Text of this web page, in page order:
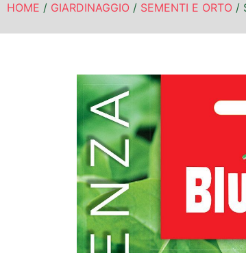
HOME / GIARDINAGGIO / SEMENTI E ORTO /